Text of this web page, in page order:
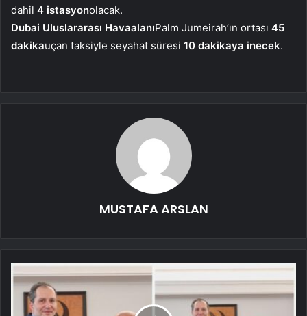
dahil 4 istasyonolacak.
Dubai Uluslararası HavaalanıPalm Jumeirah’ın ortası 45
dakikauçan taksiyle seyahat süresi 10 dakikaya inecek.
MUSTAFA ARSLAN